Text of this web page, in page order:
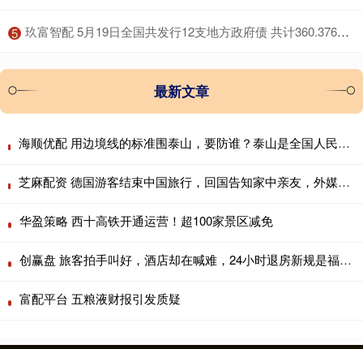
5 ​玖富智配 5月19日全国共发行12支地方政府债 共计360.3766亿元
最新文章
海顺优配 用边境线的标准围泰山，要防谁？泰山是全国人民的，请向西湖学习
芝麻配资 德国游客结束中国旅行，回国告知家中亲友，外媒报道与现实差距大
华盈策略 西十高铁开通运营！超100家景区减免
创赢盘 旅客拍手叫好，酒店却在喊难，24小时退房新规是福利还是陷阱
富配平台 五粮液财报引发质疑